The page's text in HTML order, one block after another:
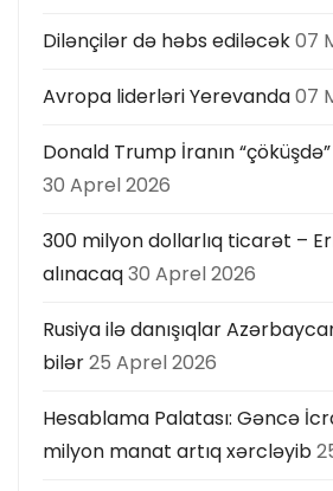
Dilənçilər də həbs ediləcək07
Avropa liderləri Yerevanda07
Donald Trump İranın
30 Aprel 2026
300 milyon dollarlıq ticarət –
alınacaq30 Aprel 2026
Rusiya ilə danışıqlar
bilər25 Aprel 2026
Hesablama Palatası: Gəncə
milyon manat artıq xərcləyib